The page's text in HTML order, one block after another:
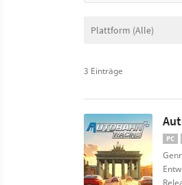
3 Einträge
PC